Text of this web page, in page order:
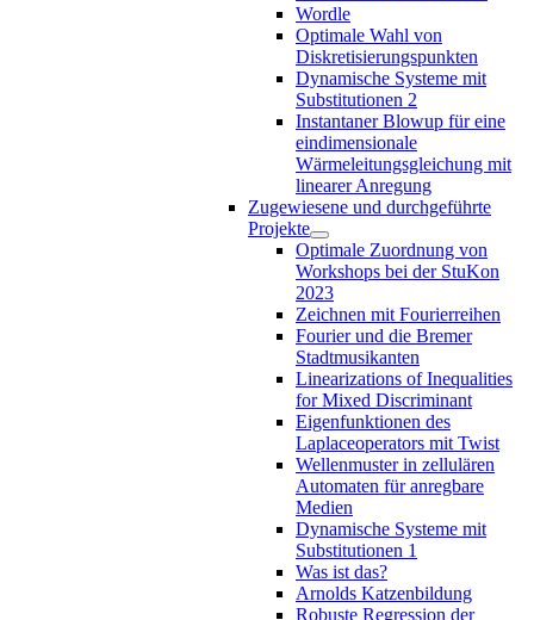
Wordle
Optimale Wahl von
Diskretisierungspunkten
Dynamische Systeme mit
Substitutionen 2
Instantaner Blowup für eine
eindimensionale
Wärmeleitungsgleichung mit
linearer Anregung
Zugewiesene und durchgeführte
Projekte
Optimale Zuordnung von
Workshops bei der StuKon
2023
Zeichnen mit Fourierreihen
Fourier und die Bremer
Stadtmusikanten
Linearizations of Inequalities
for Mixed Discriminant
Eigenfunktionen des
Laplaceoperators mit Twist
Wellenmuster in zellulären
Automaten für anregbare
Medien
Dynamische Systeme mit
Substitutionen 1
Was ist das?
Arnolds Katzenbildung
Robuste Regression der